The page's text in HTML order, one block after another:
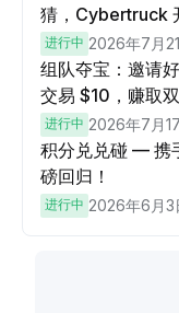
猜，Cybertruck
进行中 2026年7月
组队夺宝：邀请
交易 $10，赚取
进行中 2026年7月
积分兑兑碰 — 携
磅回归！
进行中 2026年6月3